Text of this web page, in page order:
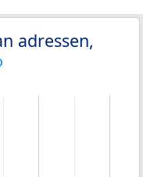
adressen,